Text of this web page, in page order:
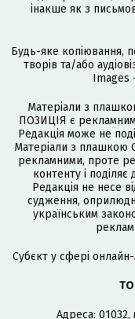
інакше як з
Будь-яке копіювання,
творів та/або
Images
Матеріали з
ПОЗИЦІЯ є
Редакція може не
Матеріали з
рекламними, проте
контенту і
Редакція не несе
судження,
українським
Cубєкт у сфері
Адреса: 01032,